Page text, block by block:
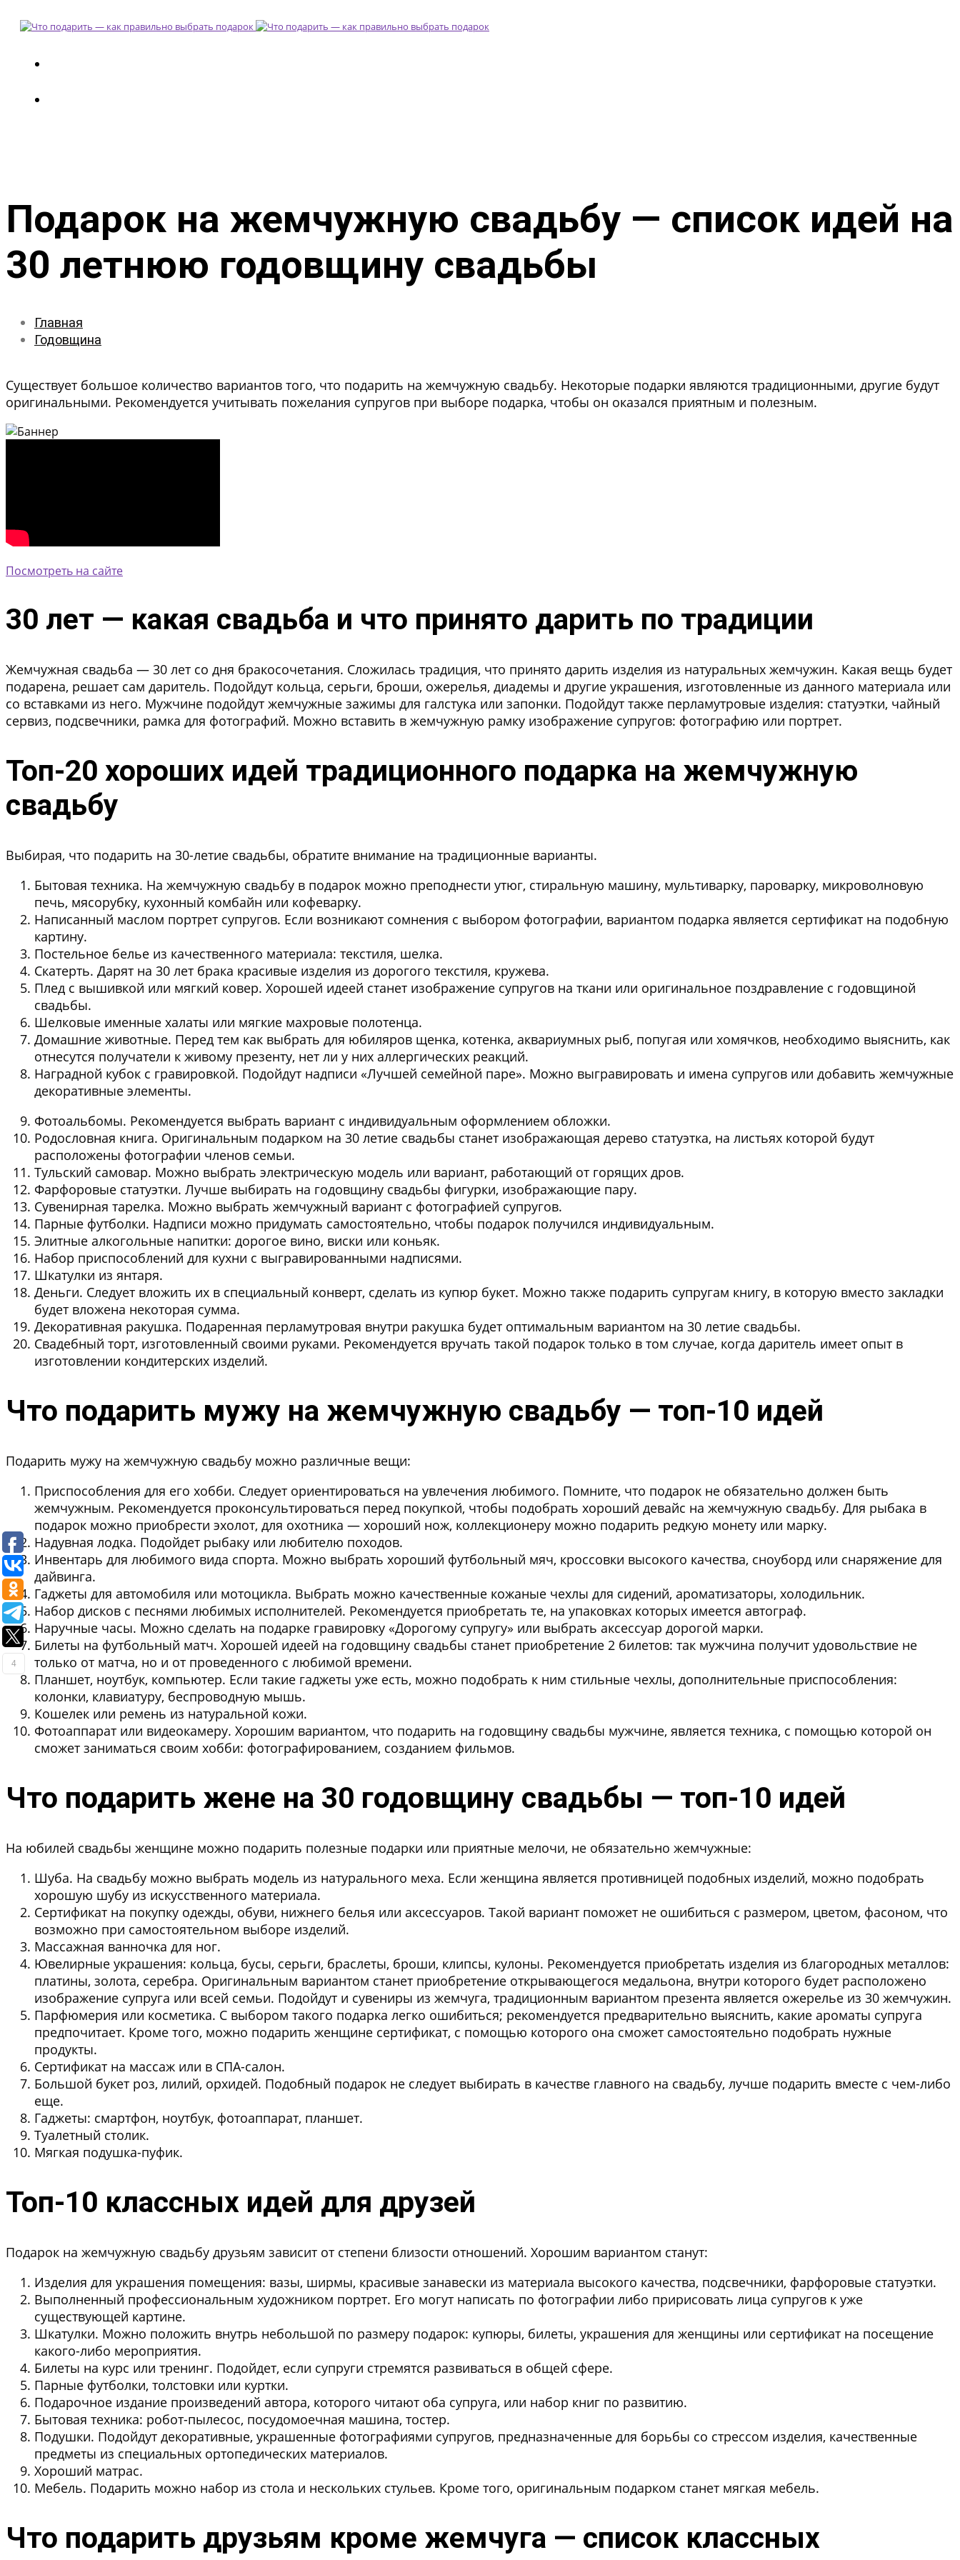
Подарок на жемчужную свадьбу — список идей на
30 летнюю годовщину свадьбы
Главная
Годовщина
Существует большое количество вариантов того, что подарить на жемчужную свадьбу. Некоторые подарки являются традиционными, другие будут
оригинальными. Рекомендуется учитывать пожелания супругов при выборе подарка, чтобы он оказался приятным и полезным.
Посмотреть на сайте
30 лет — какая свадьба и что принято дарить по традиции
Жемчужная свадьба — 30 лет со дня бракосочетания. Сложилась традиция, что принято дарить изделия из натуральных жемчужин. Какая вещь будет
подарена, решает сам даритель. Подойдут кольца, серьги, броши, ожерелья, диадемы и другие украшения, изготовленные из данного материала или
со вставками из него. Мужчине подойдут жемчужные зажимы для галстука или запонки. Подойдут также перламутровые изделия: статуэтки, чайный
сервиз, подсвечники, рамка для фотографий. Можно вставить в жемчужную рамку изображение супругов: фотографию или портрет.
Топ-20 хороших идей традиционного подарка на жемчужную
свадьбу
Выбирая, что подарить на 30-летие свадьбы, обратите внимание на традиционные варианты.
Бытовая техника. На жемчужную свадьбу в подарок можно преподнести утюг, стиральную машину, мультиварку, пароварку, микроволновую
печь, мясорубку, кухонный комбайн или кофеварку.
Написанный маслом портрет супругов. Если возникают сомнения с выбором фотографии, вариантом подарка является сертификат на подобную
картину.
Постельное белье из качественного материала: текстиля, шелка.
Скатерть. Дарят на 30 лет брака красивые изделия из дорогого текстиля, кружева.
Плед с вышивкой или мягкий ковер. Хорошей идеей станет изображение супругов на ткани или оригинальное поздравление с годовщиной
свадьбы.
Шелковые именные халаты или мягкие махровые полотенца.
Домашние животные. Перед тем как выбрать для юбиляров щенка, котенка, аквариумных рыб, попугая или хомячков, необходимо выяснить, как
отнесутся получатели к живому презенту, нет ли у них аллергических реакций.
Наградной кубок с гравировкой. Подойдут надписи «Лучшей семейной паре». Можно выгравировать и имена супругов или добавить жемчужные
декоративные элементы.
Фотоальбомы. Рекомендуется выбрать вариант с индивидуальным оформлением обложки.
Родословная книга. Оригинальным подарком на 30 летие свадьбы станет изображающая дерево статуэтка, на листьях которой будут
расположены фотографии членов семьи.
Тульский самовар. Можно выбрать электрическую модель или вариант, работающий от горящих дров.
Фарфоровые статуэтки. Лучше выбирать на годовщину свадьбы фигурки, изображающие пару.
Сувенирная тарелка. Можно выбрать жемчужный вариант с фотографией супругов.
Парные футболки. Надписи можно придумать самостоятельно, чтобы подарок получился индивидуальным.
Элитные алкогольные напитки: дорогое вино, виски или коньяк.
Набор приспособлений для кухни с выгравированными надписями.
Шкатулки из янтаря.
Деньги. Следует вложить их в специальный конверт, сделать из купюр букет. Можно также подарить супругам книгу, в которую вместо закладки
будет вложена некоторая сумма.
Декоративная ракушка. Подаренная перламутровая внутри ракушка будет оптимальным вариантом на 30 летие свадьбы.
Свадебный торт, изготовленный своими руками. Рекомендуется вручать такой подарок только в том случае, когда даритель имеет опыт в
изготовлении кондитерских изделий.
Что подарить мужу на жемчужную свадьбу — топ-10 идей
Подарить мужу на жемчужную свадьбу можно различные вещи:
Приспособления для его хобби. Следует ориентироваться на увлечения любимого. Помните, что подарок не обязательно должен быть
жемчужным. Рекомендуется проконсультироваться перед покупкой, чтобы подобрать хороший девайс на жемчужную свадьбу. Для рыбака в
подарок можно приобрести эхолот, для охотника — хороший нож, коллекционеру можно подарить редкую монету или марку.
Надувная лодка. Подойдет рыбаку или любителю походов.
Инвентарь для любимого вида спорта. Можно выбрать хороший футбольный мяч, кроссовки высокого качества, сноуборд или снаряжение для
дайвинга.
Гаджеты для автомобиля или мотоцикла. Выбрать можно качественные кожаные чехлы для сидений, ароматизаторы, холодильник.
Набор дисков с песнями любимых исполнителей. Рекомендуется приобретать те, на упаковках которых имеется автограф.
Наручные часы. Можно сделать на подарке гравировку «Дорогому супругу» или выбрать аксессуар дорогой марки.
Билеты на футбольный матч. Хорошей идеей на годовщину свадьбы станет приобретение 2 билетов: так мужчина получит удовольствие не
только от матча, но и от проведенного с любимой времени.
Планшет, ноутбук, компьютер. Если такие гаджеты уже есть, можно подобрать к ним стильные чехлы, дополнительные приспособления:
колонки, клавиатуру, беспроводную мышь.
Кошелек или ремень из натуральной кожи.
Фотоаппарат или видеокамеру. Хорошим вариантом, что подарить на годовщину свадьбы мужчине, является техника, с помощью которой он
сможет заниматься своим хобби: фотографированием, созданием фильмов.
Что подарить жене на 30 годовщину свадьбы — топ-10 идей
На юбилей свадьбы женщине можно подарить полезные подарки или приятные мелочи, не обязательно жемчужные:
Шуба. На свадьбу можно выбрать модель из натурального меха. Если женщина является противницей подобных изделий, можно подобрать
хорошую шубу из искусственного материала.
Сертификат на покупку одежды, обуви, нижнего белья или аксессуаров. Такой вариант поможет не ошибиться с размером, цветом, фасоном, что
возможно при самостоятельном выборе изделий.
Массажная ванночка для ног.
Ювелирные украшения: кольца, бусы, серьги, браслеты, броши, клипсы, кулоны. Рекомендуется приобретать изделия из благородных металлов:
платины, золота, серебра. Оригинальным вариантом станет приобретение открывающегося медальона, внутри которого будет расположено
изображение супруга или всей семьи. Подойдут и сувениры из жемчуга, традиционным вариантом презента является ожерелье из 30 жемчужин.
Парфюмерия или косметика. С выбором такого подарка легко ошибиться; рекомендуется предварительно выяснить, какие ароматы супруга
предпочитает. Кроме того, можно подарить женщине сертификат, с помощью которого она сможет самостоятельно подобрать нужные
продукты.
Сертификат на массаж или в СПА-салон.
Большой букет роз, лилий, орхидей. Подобный подарок не следует выбирать в качестве главного на свадьбу, лучше подарить вместе с чем-либо
еще.
Гаджеты: смартфон, ноутбук, фотоаппарат, планшет.
Туалетный столик.
Мягкая подушка-пуфик.
Топ-10 классных идей для друзей
Подарок на жемчужную свадьбу друзьям зависит от степени близости отношений. Хорошим вариантом станут:
Изделия для украшения помещения: вазы, ширмы, красивые занавески из материала высокого качества, подсвечники, фарфоровые статуэтки.
Выполненный профессиональным художником портрет. Его могут написать по фотографии либо пририсовать лица супругов к уже
существующей картине.
Шкатулки. Можно положить внутрь небольшой по размеру подарок: купюры, билеты, украшения для женщины или сертификат на посещение
какого-либо мероприятия.
Билеты на курс или тренинг. Подойдет, если супруги стремятся развиваться в общей сфере.
Парные футболки, толстовки или куртки.
Подарочное издание произведений автора, которого читают оба супруга, или набор книг по развитию.
Бытовая техника: робот-пылесос, посудомоечная машина, тостер.
Подушки. Подойдут декоративные, украшенные фотографиями супругов, предназначенные для борьбы со стрессом изделия, качественные
предметы из специальных ортопедических материалов.
Хороший матрас.
Мебель. Подарить можно набор из стола и нескольких стульев. Кроме того, оригинальным подарком станет мягкая мебель.
Что подарить друзьям кроме жемчуга — список классных
4